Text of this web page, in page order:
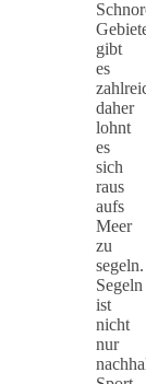
gibt
es
daher
lohnt
es
sich
raus
aufs
Meer
zu
segeln.
Segeln
ist
nicht
nur